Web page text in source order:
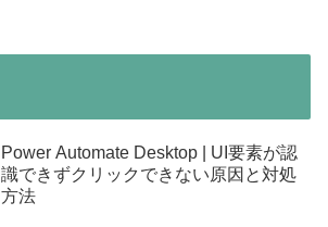
Power Automate Desktop | UI要素が認
識できずクリックできない原因と対処
方法